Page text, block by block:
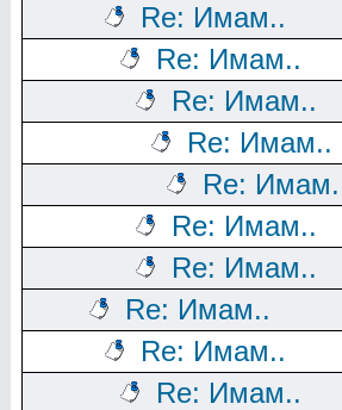
Re: Имам..
Re: Имам..
Re: Имам..
Re: Имам..
Re:
Re: Имам..
Re: Имам..
Re: Имам..
Re: Имам..
Re: Имам..